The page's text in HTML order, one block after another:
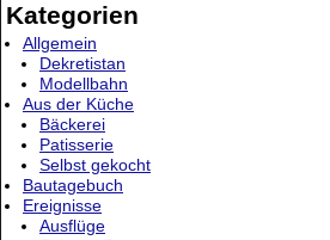
Kategorien
Allgemein
Dekretistan
Modellbahn
Aus der Küche
Bäckerei
Patisserie
Selbst gekocht
Bautagebuch
Ereignisse
Ausflüge